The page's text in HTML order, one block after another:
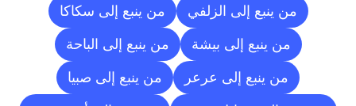
من ينبع إلى الزلفي من ينبع إلى سكاكا
من ينبع إلى بيشة من ينبع إلى الباحة
من ينبع إلى عرعر من ينبع إلى صبيا